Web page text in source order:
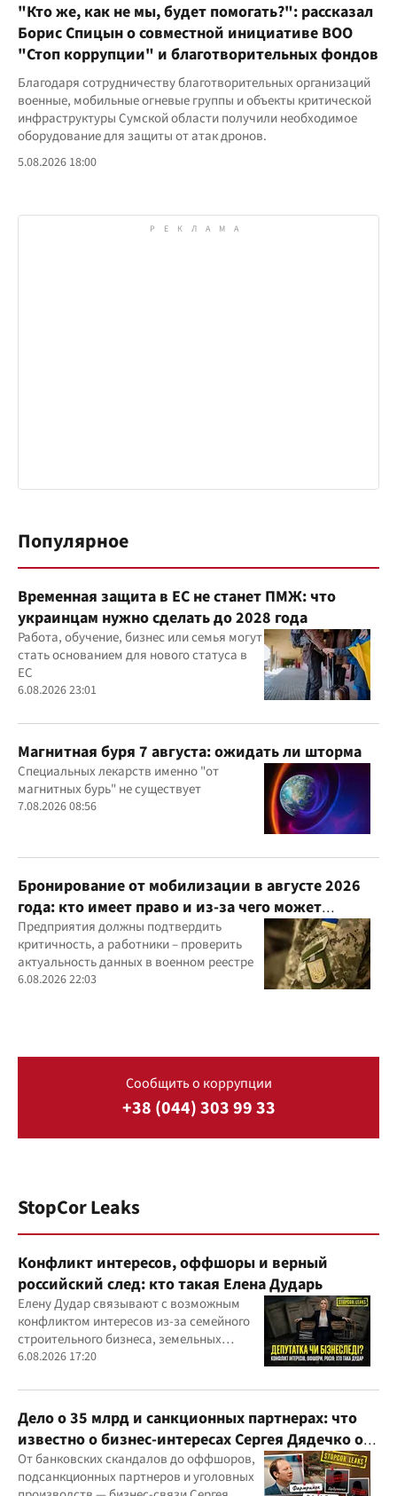
"Кто же, как не мы, будет помогать?": рассказал
Борис Спицын о совместной инициативе ВОО
"Стоп коррупции" и благотворительных фондов
Благодаря сотрудничеству благотворительных организаций
военные, мобильные огневые группы и объекты критической
инфраструктуры Сумской области получили необходимое
оборудование для защиты от атак дронов.
5.08.2026 18:00
Популярное
Временная защита в ЕС не станет ПМЖ: что
украинцам нужно сделать до 2028 года
Работа, обучение, бизнес или семья могут
стать основанием для нового статуса в
ЕС
6.08.2026 23:01
Магнитная буря 7 августа: ожидать ли шторма
Специальных лекарств именно "от
магнитных бурь" не существует
7.08.2026 08:56
Бронирование от мобилизации в августе 2026
года: кто имеет право и из-за чего может
отказать
Предприятия должны подтвердить
критичность, а работники – проверить
актуальность данных в военном реестре
6.08.2026 22:03
Сообщить о коррупции
+38 (044) 303 99 33
StopCor Leaks
Конфликт интересов, оффшоры и верный
российский след: кто такая Елена Дударь
Елену Дудар связывают с возможным
конфликтом интересов из-за семейного
строительного бизнеса, земельных
скандалов, судебных дел
6.08.2026 17:20
Дело о 35 млрд и санкционных партнерах: что
известно о бизнес-интересах Сергея Дядечко от
"Родовид Банка" до "ФАРМАСЕЛ"
От банковских скандалов до оффшоров,
подсанкционных партнеров и уголовных